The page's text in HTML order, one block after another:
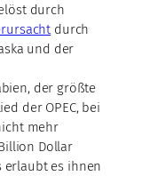
durch
durch
und der
der größte
der OPEC, bei
mehr
Dollar
erlaubt es ihnen